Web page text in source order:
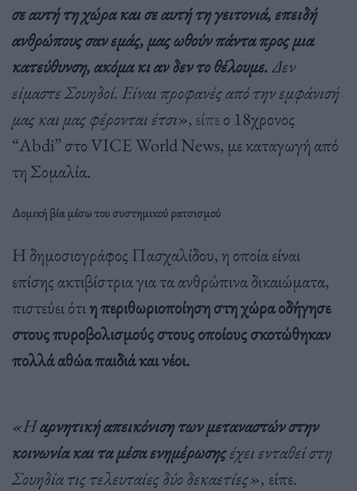
σε αυτή τη χώρα και σε αυτή τη γειτονιά, επειδή
ανθρώπους σαν εμάς, μας ωθούν πάντα προς μια
κατεύθυνση, ακόμα κι αν δεν το θέλουμε.Δεν
είμαστε Σουηδοί. Είναι προφανές από την εμφάνισή
μας και μας φέρονται έτσι», είπεο 18χρονος
“Abdi” στο VICE World News, με καταγωγή από
τη Σομαλία.
Δομική βία μέσω του συστημικού ρατσισμού
Η δημοσιογράφος Πασχαλίδου, η οποία είναι
επίσης ακτιβίστρια για τα ανθρώπινα δικαιώματα,
πιστεύει ότιη περιθωριοποίηση στη χώρα οδήγησε
στους πυροβολισμούς στους οποίους σκοτώθηκαν
πολλά αθώα παιδιά και νέοι.
«Ηαρνητική απεικόνιση των μεταναστών στην
κοινωνία και τα μέσα ενημέρωσηςέχει ενταθεί στη
Σουηδία τις τελευταίες δύο δεκαετίες», είπε.